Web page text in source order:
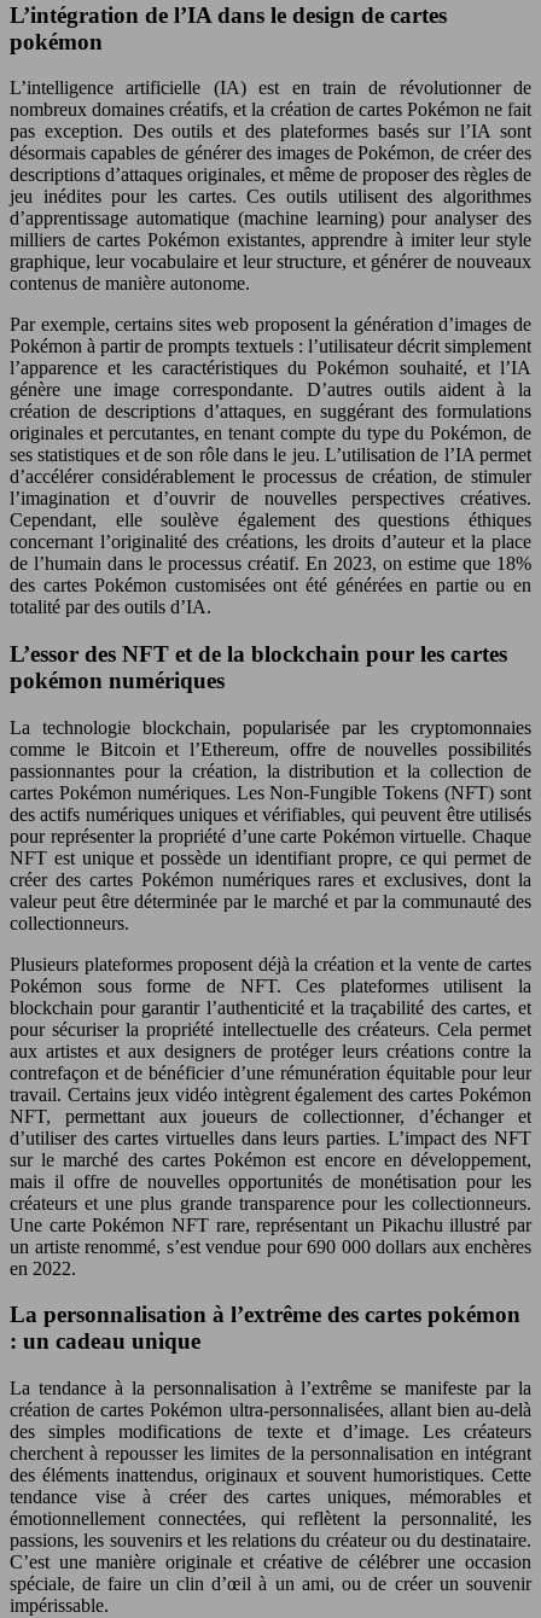
L’intégration de l’IA dans le design de cartes
pokémon
L’intelligence artificielle (IA) est en train de révolutionner de
nombreux domaines créatifs, et la création de cartes Pokémon ne fait
pas exception. Des outils et des plateformes basés sur l’IA sont
désormais capables de générer des images de Pokémon, de créer des
descriptions d’attaques originales, et même de proposer des règles de
jeu inédites pour les cartes. Ces outils utilisent des algorithmes
d’apprentissage automatique (machine learning) pour analyser des
milliers de cartes Pokémon existantes, apprendre à imiter leur style
graphique, leur vocabulaire et leur structure, et générer de nouveaux
contenus de manière autonome.
Par exemple, certains sites web proposent la génération d’images de
Pokémon à partir de prompts textuels : l’utilisateur décrit simplement
l’apparence et les caractéristiques du Pokémon souhaité, et l’IA
génère une image correspondante. D’autres outils aident à la
création de descriptions d’attaques, en suggérant des formulations
originales et percutantes, en tenant compte du type du Pokémon, de
ses statistiques et de son rôle dans le jeu. L’utilisation de l’IA permet
d’accélérer considérablement le processus de création, de stimuler
l’imagination et d’ouvrir de nouvelles perspectives créatives.
Cependant, elle soulève également des questions éthiques
concernant l’originalité des créations, les droits d’auteur et la place
de l’humain dans le processus créatif. En 2023, on estime que 18%
des cartes Pokémon customisées ont été générées en partie ou en
totalité par des outils d’IA.
L’essor des NFT et de la blockchain pour les cartes
pokémon numériques
La technologie blockchain, popularisée par les cryptomonnaies
comme le Bitcoin et l’Ethereum, offre de nouvelles possibilités
passionnantes pour la création, la distribution et la collection de
cartes Pokémon numériques. Les Non-Fungible Tokens (NFT) sont
des actifs numériques uniques et vérifiables, qui peuvent être utilisés
pour représenter la propriété d’une carte Pokémon virtuelle. Chaque
NFT est unique et possède un identifiant propre, ce qui permet de
créer des cartes Pokémon numériques rares et exclusives, dont la
valeur peut être déterminée par le marché et par la communauté des
collectionneurs.
Plusieurs plateformes proposent déjà la création et la vente de cartes
Pokémon sous forme de NFT. Ces plateformes utilisent la
blockchain pour garantir l’authenticité et la traçabilité des cartes, et
pour sécuriser la propriété intellectuelle des créateurs. Cela permet
aux artistes et aux designers de protéger leurs créations contre la
contrefaçon et de bénéficier d’une rémunération équitable pour leur
travail. Certains jeux vidéo intègrent également des cartes Pokémon
NFT, permettant aux joueurs de collectionner, d’échanger et
d’utiliser des cartes virtuelles dans leurs parties. L’impact des NFT
sur le marché des cartes Pokémon est encore en développement,
mais il offre de nouvelles opportunités de monétisation pour les
créateurs et une plus grande transparence pour les collectionneurs.
Une carte Pokémon NFT rare, représentant un Pikachu illustré par
un artiste renommé, s’est vendue pour 690 000 dollars aux enchères
en 2022.
La personnalisation à l’extrême des cartes pokémon
: un cadeau unique
La tendance à la personnalisation à l’extrême se manifeste par la
création de cartes Pokémon ultra-personnalisées, allant bien au-delà
des simples modifications de texte et d’image. Les créateurs
cherchent à repousser les limites de la personnalisation en intégrant
des éléments inattendus, originaux et souvent humoristiques. Cette
tendance vise à créer des cartes uniques, mémorables et
émotionnellement connectées, qui reflètent la personnalité, les
passions, les souvenirs et les relations du créateur ou du destinataire.
C’est une manière originale et créative de célébrer une occasion
spéciale, de faire un clin d’œil à un ami, ou de créer un souvenir
impérissable.